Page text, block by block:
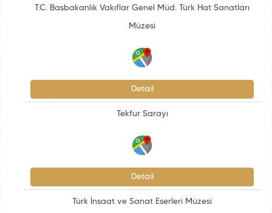
T.C. Başbakanlık Vakıflar Genel Müd. Türk Hat Sanatları
Müzesi
Detail
Tekfur Sarayı
Detail
Türk İnşaat ve Sanat Eserleri Müzesi